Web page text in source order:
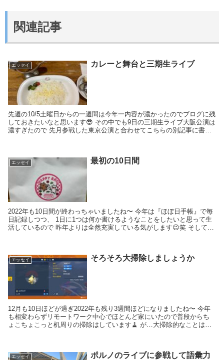
関連記事
エッセイ カレーと舞台と三期生ライブ
先週の10/5土曜日からの一週間は今年一内容が濃かったのでブログに残
しておきたいなと思います😎 その中でも9日の三期生ライブ大阪公演は
濃すぎたので 先月参戦した東京公演と合わせてこちらの別記事に書き
エッセイ 最初の10日間
2022年も10日間が終わっちゃいましたね〜 今年は『ほぼ日手帳』で毎
日記録しつつ、 1日に1つは何か書けるようなことをしたいと思って生
活しているので 昨年よりは全然充実している気がします😉笑 そして今
エッセイ そろそろ大掃除しましょうか
12月も10日ほどが過ぎ2022年も残り3週間ほどになりましたね〜 今年
も相変わらずリモートワーク中心でほとんど家にいたので普段からち
ょこちょこっと机周りの掃除はしています🧹 が…大掃除的なことは全
エッセイ
ポルノのライブに参戦して語彙力